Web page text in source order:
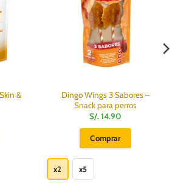
&
Dingo Wings 3 Sabores –
Snack para perros
S/.14.90
Comprar
x2 x5